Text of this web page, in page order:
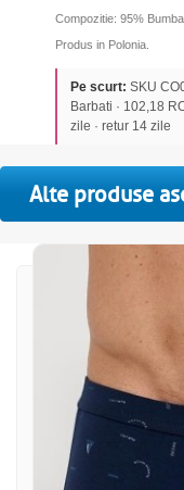
Compozitie: 95%
Produs in Polonia.
Pe scurt: SKU
Barbati · 102,18
zile · retur 14 zile
Alte produse